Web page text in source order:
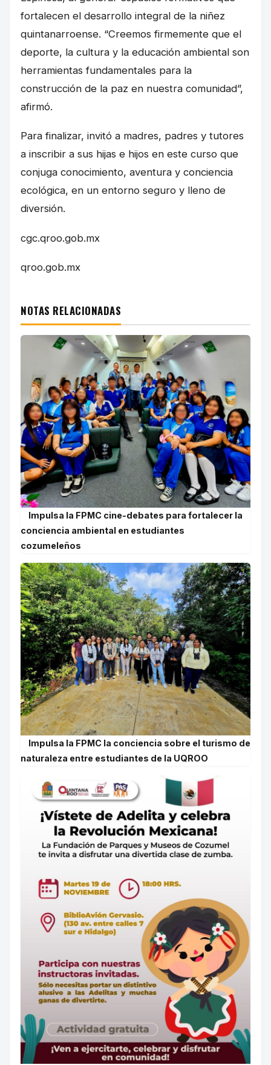
fortalecen el desarrollo integral de la niñez
quintanarroense. “Creemos firmemente que el
deporte, la cultura y la educación ambiental son
herramientas fundamentales para la
construcción de la paz en nuestra comunidad”,
afirmó.
Para finalizar, invitó a madres, padres y tutores
a inscribir a sus hijas e hijos en este curso que
conjuga conocimiento, aventura y conciencia
ecológica, en un entorno seguro y lleno de
diversión.
cgc.qroo.gob.mx
qroo.gob.mx
NOTAS RELACIONADAS
Impulsa la FPMC cine-debates para fortalecer la
conciencia ambiental en estudiantes
cozumeleños
Impulsa la FPMC la conciencia sobre el turismo de
naturaleza entre estudiantes de la UQROO